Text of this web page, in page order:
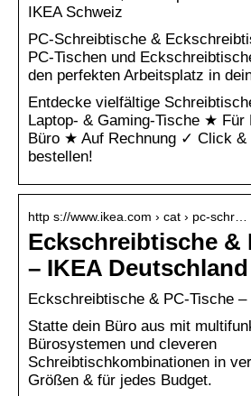
IKEA Schweiz
PC-Schreibtische &
PC-Tischen und
den perfekten Arbeitsplatz in
Entdecke vielfältige
Laptop- & Gaming-Tische ★ Für
Büro ★ Auf Rechnung ✓ Click
bestellen!
http s://www.ikea.com › cat › pc-schr…
Eckschreibtische &
– IKEA Deutschland
Eckschreibtische & PC-Tische –
Statte dein Büro aus mit
Bürosystemen und cleveren
Schreibtischkombinationen in
Größen & für jedes Budget.